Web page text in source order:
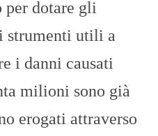
dotare gli
utili a
i danni causati
milioni sono già
erogati attraverso